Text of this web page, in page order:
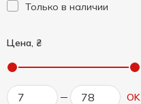
Только в наличии
Цена, ₴
OK